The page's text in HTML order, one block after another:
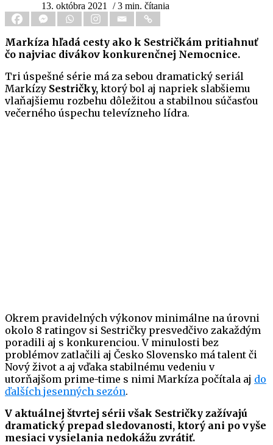
13. októbra 2021
/ 3 min. čítania
Markíza hľadá cesty ako k Sestričkám pritiahnuť
čo najviac divákov konkurenčnej Nemocnice.
Tri úspešné série má za sebou dramatický seriál
Markízy Sestričky, ktorý bol aj napriek slabšiemu
vlaňajšiemu rozbehu dôležitou a stabilnou súčasťou
večerného úspechu televízneho lídra.
Okrem pravidelných výkonov minimálne na úrovni
okolo 8 ratingov si Sestričky presvedčivo zakaždým
poradili aj s konkurenciou. V minulosti bez
problémov zatlačili aj Česko Slovensko má talent či
Nový život a aj vďaka stabilnému vedeniu v
utorňajšom prime-time s nimi Markíza počítala aj do
ďalších jesenných sezón.
V aktuálnej štvrtej sérii však Sestričky zažívajú
dramatický prepad sledovanosti, ktorý ani po vyše
mesiaci vysielania nedokážu zvrátiť.